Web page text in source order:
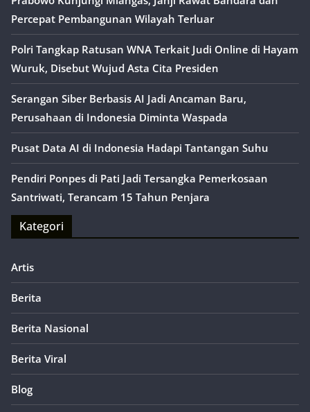
Percepat Pembangunan Wilayah Terluar
Polri Tangkap Ratusan WNA Terkait Judi Online di Hayam
Wuruk, Disebut Wujud Asta Cita Presiden
Serangan Siber Berbasis AI Jadi Ancaman Baru,
Perusahaan di Indonesia Diminta Waspada
Pusat Data AI di Indonesia Hadapi Tantangan Suhu
Pendiri Ponpes di Pati Jadi Tersangka Pemerkosaan
Santriwati, Terancam 15 Tahun Penjara
Kategori
Artis
Berita
Berita Nasional
Berita Viral
Blog